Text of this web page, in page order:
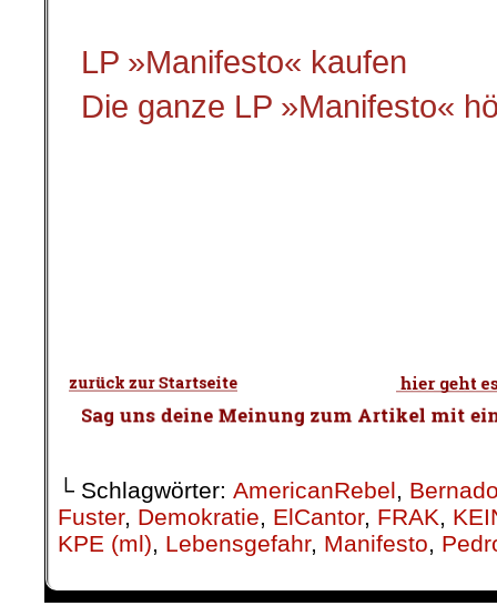
LP »Manifesto« kaufen
Die ganze LP »Manifesto«
└ Schlagwörter: AmericanRebel,
Fuster, Demokratie, ElCantor, FRAK,
KPE (ml), Lebensgefahr, Manifesto,